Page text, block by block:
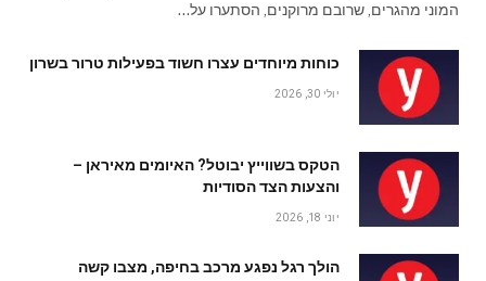
המוני מהגרים, שרובם מרוקנים, הסתערו על…
כוחות מיוחדים עצרו חשוד בפעילות טרור בשרון
יולי 30, 2026
הטקס בשווייץ יבוטל? האיומים מאיראן –
והצעות הצד הסודיות
יוני 18, 2026
הולך רגל נפגע מרכב בחיפה, מצבו קשה